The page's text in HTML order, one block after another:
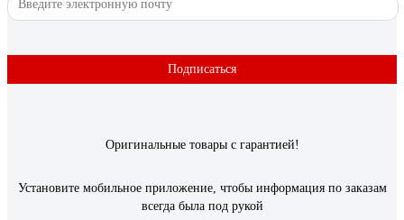
Подписаться
Оригинальные товары с гарантией!
Установите мобильное приложение, чтобы информация по заказам
всегда была под рукой